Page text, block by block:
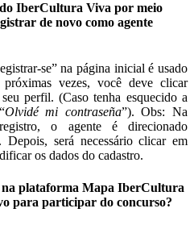
IberCultura Viva por meio
de novo como agente
se” na página inicial é usado
vezes, você deve clicar
perfil. (Caso tenha esquecido a
Olvidé mi contraseña”). Obs: Na
o agente é direcionado
Depois, será necessário clicar em
os dados do cadastro.
plataforma Mapa IberCultura
para participar do concurso?